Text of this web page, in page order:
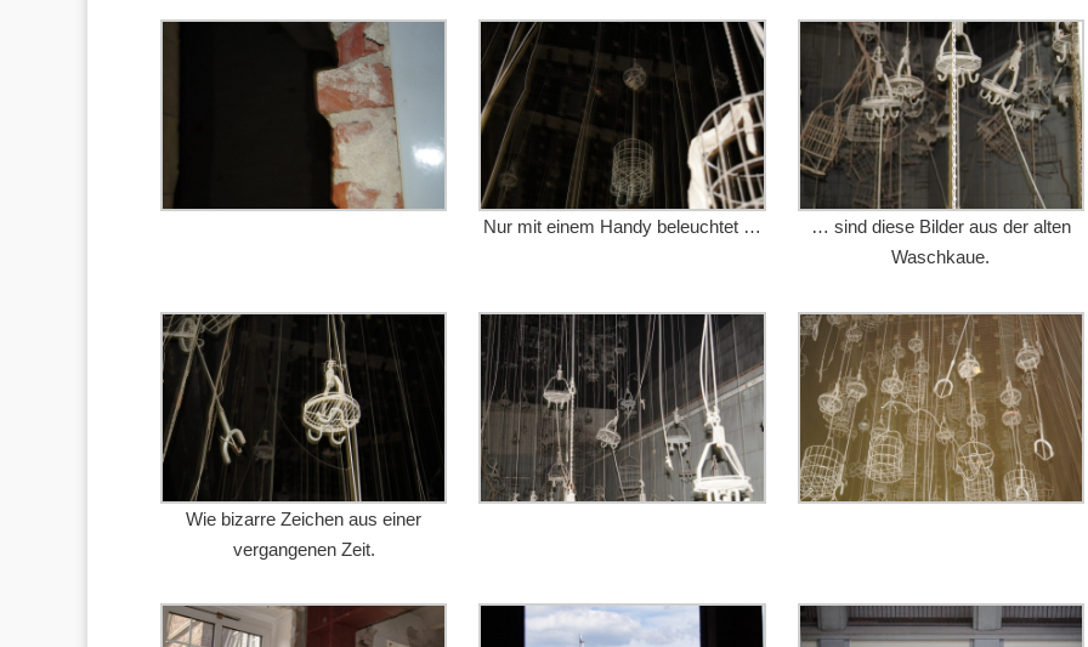
Nur mit einem Handy beleuchtet …
… sind diese Bilder aus der alten
Waschkaue.
Wie bizarre Zeichen aus einer
vergangenen Zeit.